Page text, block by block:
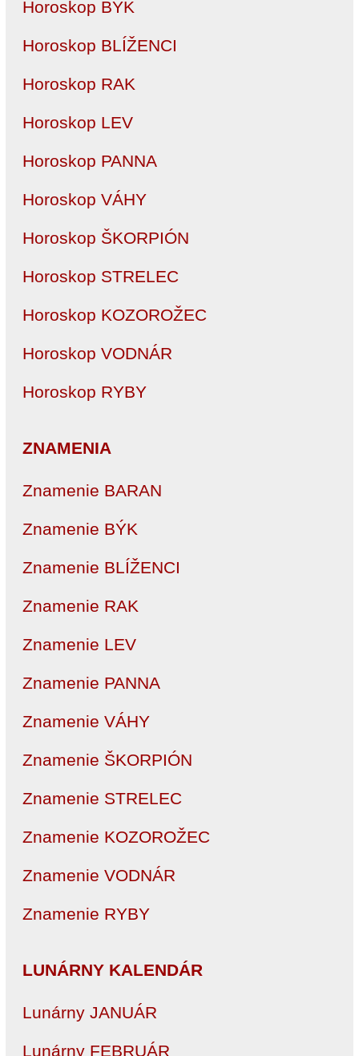
Horoskop BÝK
Horoskop BLÍŽENCI
Horoskop RAK
Horoskop LEV
Horoskop PANNA
Horoskop VÁHY
Horoskop ŠKORPIÓN
Horoskop STRELEC
Horoskop KOZOROŽEC
Horoskop VODNÁR
Horoskop RYBY
ZNAMENIA
Znamenie BARAN
Znamenie BÝK
Znamenie BLÍŽENCI
Znamenie RAK
Znamenie LEV
Znamenie PANNA
Znamenie VÁHY
Znamenie ŠKORPIÓN
Znamenie STRELEC
Znamenie KOZOROŽEC
Znamenie VODNÁR
Znamenie RYBY
LUNÁRNY KALENDÁR
Lunárny JANUÁR
Lunárny FEBRUÁR